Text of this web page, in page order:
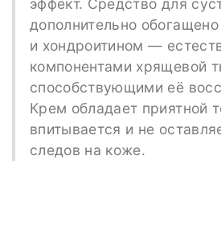
эффект. Средство для
дополнительно
и хондроитином —
компонентами хрящевой
способствующими её
Крем обладает приятной
впитывается и не
следов на коже.